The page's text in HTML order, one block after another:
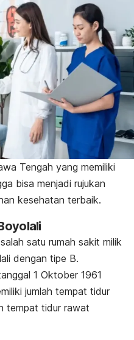
Tengah yang memiliki
bisa menjadi rujukan
kesehatan terbaik.
satu rumah sakit milik
dengan tipe B.
1 Oktober 1961
jumlah tempat tidur
tempat tidur rawat